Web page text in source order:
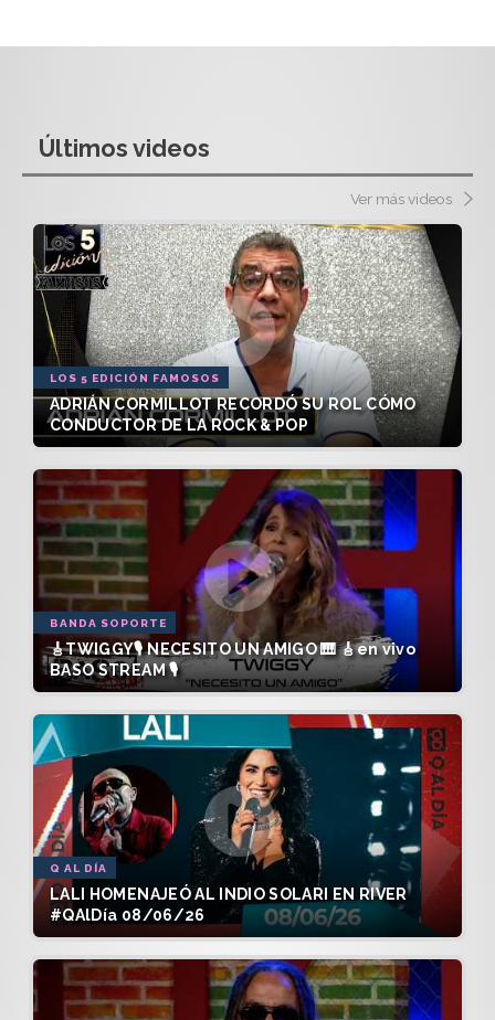
Últimos videos
Ver más videos
LOS 5 EDICIÓN FAMOSOS
ADRIÁN CORMILLOT RECORDÓ SU ROL CÓMO
CONDUCTOR DE LA ROCK & POP
BANDA SOPORTE
🎸TWIGGY🎙️ NECESITO UN AMIGO 🎹 🎸en vivo
BASO STREAM 🎙️
Q AL DÍA
LALI HOMENAJEÓ AL INDIO SOLARI EN RIVER
#QAlDía 08/06/26